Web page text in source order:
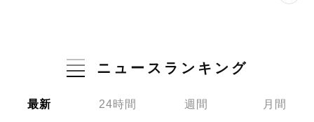
ニュースランキング
最新 24時間 週間 月間